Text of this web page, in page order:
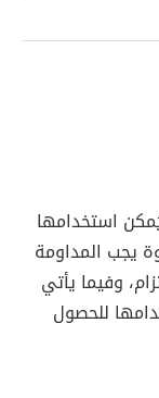
استخدامها
يجب المداومة
وفيما يأتي
للحصول